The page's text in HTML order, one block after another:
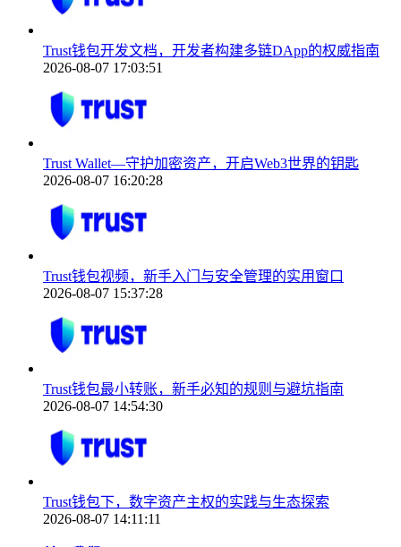
Trust钱包开发文档，开发者构建多链DApp的权威指南
2026-08-07 17:03:51
Trust Wallet—守护加密资产，开启Web3世界的钥匙
2026-08-07 16:20:28
Trust钱包视频，新手入门与安全管理的实用窗口
2026-08-07 15:37:28
Trust钱包最小转账，新手必知的规则与避坑指南
2026-08-07 14:54:30
Trust钱包下，数字资产主权的实践与生态探索
2026-08-07 14:11:11